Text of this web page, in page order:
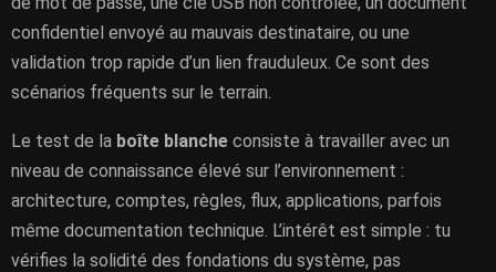
confidentiel envoyé au mauvais destinataire, ou une
validation trop rapide d’un lien frauduleux. Ce sont des
scénarios fréquents sur le terrain.
Le test de la boîte blanche consiste à travailler avec un
niveau de connaissance élevé sur l’environnement :
architecture, comptes, règles, flux, applications, parfois
même documentation technique. L’intérêt est simple : tu
vérifies la solidité des fondations du système, pas